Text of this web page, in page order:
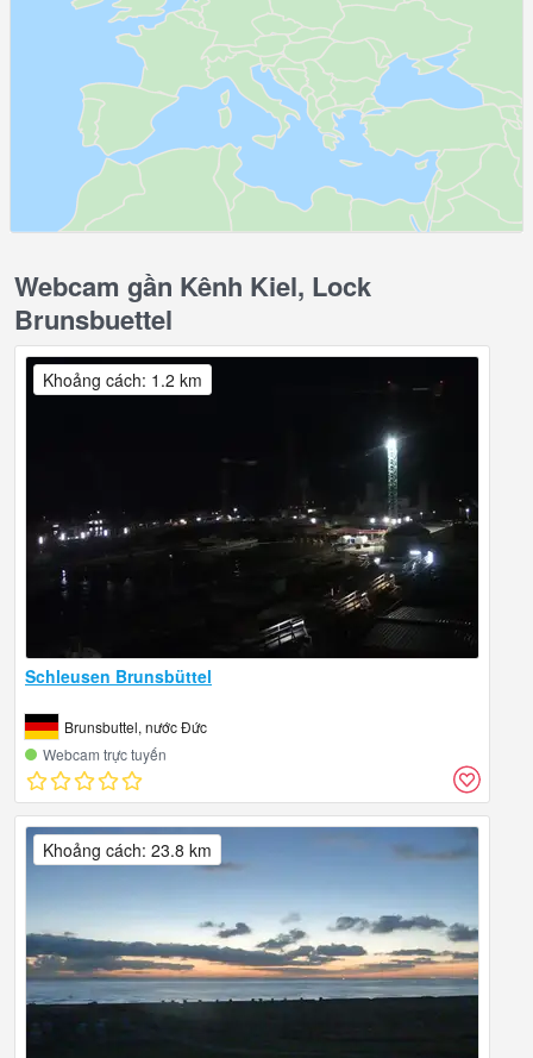
Webcam gần Kênh Kiel, Lock
Brunsbuettel
Schleusen Brunsbüttel
Brunsbuttel, nước Đức
Webcam trực tuyến
Khoảng cách: 1.2 km
Khoảng cách: 23.8 km